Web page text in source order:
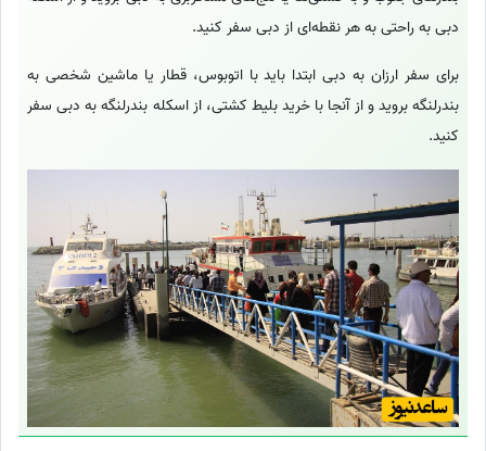
دبی به راحتی به هر نقطه‌ای از دبی سفر کنید.
برای سفر ارزان به دبی ابتدا باید با اتوبوس، قطار یا ماشین شخصی به
بندرلنگه بروید و از آنجا با خرید بلیط کشتی، از اسکله بندرلنگه به دبی سفر
کنید.